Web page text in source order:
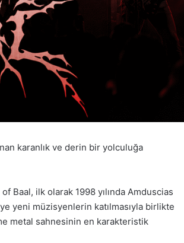
karanlık ve derin bir yolculuğa
Baal, ilk olarak 1998 yılında Amduscias
yeni müzisyenlerin katılmasıyla birlikte
metal sahnesinin en karakteristik